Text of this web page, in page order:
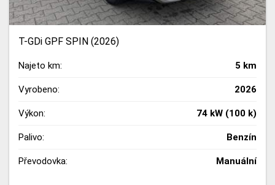
T-GDi GPF SPIN (2026)
Najeto km: 5 km
Vyrobeno: 2026
Výkon: 74 kW (100 k)
Palivo: Benzín
Převodovka: Manuální